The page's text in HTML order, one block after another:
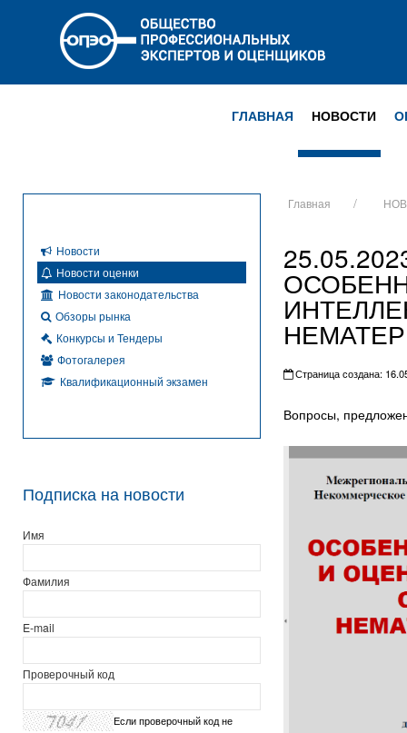
ГЛАВНАЯ НОВОСТИ
Главная
Страница создана:
Вопросы,
Новости
Новости оценки
Новости законодательства
Обзоры рынка
Конкурсы и Тендеры
Фотогалерея
Квалификационный экзамен
Подписка на новости
Имя
Фамилия
E-mail
Проверочный код
Если проверочный код не